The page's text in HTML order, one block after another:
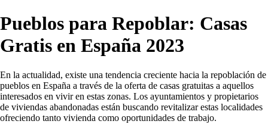
Pueblos para Repoblar: Casas
Gratis en España 2023
En la actualidad, existe una tendencia creciente hacia la repoblación de
pueblos en España a través de la oferta de casas gratuitas a aquellos
interesados en vivir en estas zonas. Los ayuntamientos y propietarios
de viviendas abandonadas están buscando revitalizar estas localidades
ofreciendo tanto vivienda como oportunidades de trabajo.